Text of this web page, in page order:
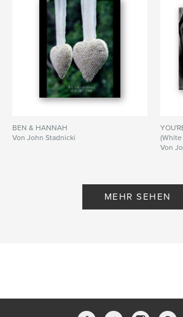
BEN & HANNAH
Von John Stadnicki
Von
MEHR SEHEN